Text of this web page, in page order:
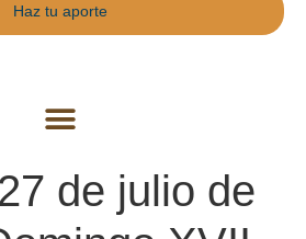
Haz tu aporte
de julio de